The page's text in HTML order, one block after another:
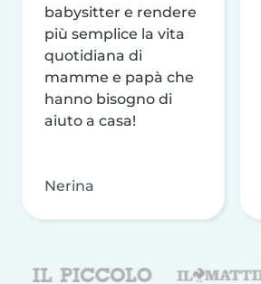
babysitter e rendere
più semplice la vita
quotidiana di
mamme e papà che
hanno bisogno di
aiuto a casa!
Nerina